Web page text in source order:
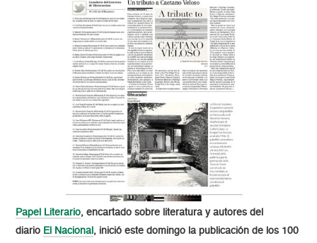
Papel Literario, encartado sobre literatura y autores del
diario El Nacional , inició este domingo la publicación de los 100